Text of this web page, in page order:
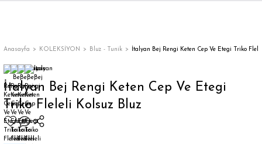
Trençkot
Yağmurluk
Trençkot
Yağmurluk
Anasayfa KOLEKSİYON Bluz - Tunik İtalyan Bej Rengi Keten Cep Ve Etegi Triko
İtalyan Bej Rengi Keten Cep Ve Etegi
Triko Fleleli Kolsuz Bluz